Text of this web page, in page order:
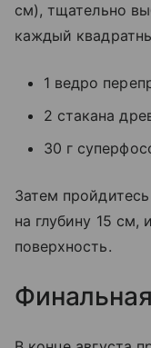
см), тщательно
каждый
1 ведро
2 стакана
30 г
Затем
на глубину 15 см,
поверхность.